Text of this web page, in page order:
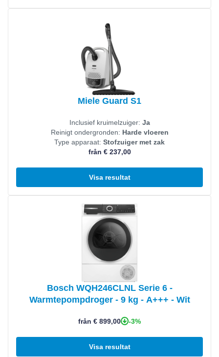
Miele Guard S1
Inclusief kruimelzuiger: Ja
Reinigt ondergronden: Harde vloeren
Type apparaat: Stofzuiger met zak
från € 237,00
Visa resultat
Bosch WQH246CLNL Serie 6 -
Warmtepompdroger - 9 kg - A+++ - Wit
från € 899,00 -3%
Visa resultat